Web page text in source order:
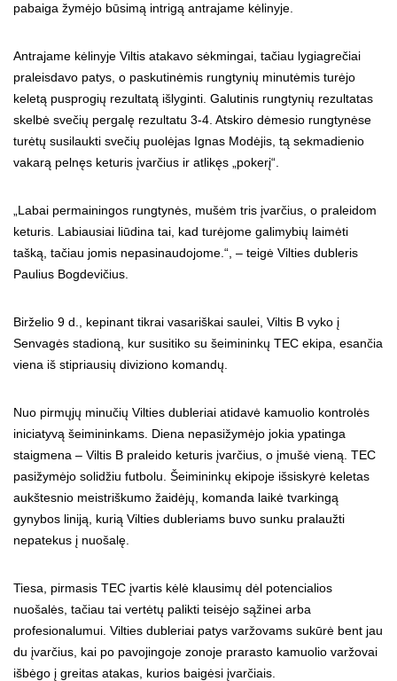
pabaiga žymėjo būsimą intrigą antrajame kėlinyje.
Antrajame kėlinyje Viltis atakavo sėkmingai, tačiau lygiagrečiai
praleisdavo patys, o paskutinėmis rungtynių minutėmis turėjo
keletą pusprogių rezultatą išlyginti. Galutinis rungtynių rezultatas
skelbė svečių pergalę rezultatu 3-4. Atskiro dėmesio rungtynėse
turėtų susilaukti svečių puolėjas Ignas Modėjis, tą sekmadienio
vakarą pelnęs keturis įvarčius ir atlikęs „pokerį“.
„Labai permainingos rungtynės, mušėm tris įvarčius, o praleidom
keturis. Labiausiai liūdina tai, kad turėjome galimybių laimėti
tašką, tačiau jomis nepasinaudojome.“, – teigė Vilties dubleris
Paulius Bogdevičius.
Birželio 9 d., kepinant tikrai vasariškai saulei, Viltis B vyko į
Senvagės stadioną, kur susitiko su šeimininkų TEC ekipa, esančia
viena iš stipriausių diviziono komandų.
Nuo pirmųjų minučių Vilties dubleriai atidavė kamuolio kontrolės
iniciatyvą šeimininkams. Diena nepasižymėjo jokia ypatinga
staigmena – Viltis B praleido keturis įvarčius, o įmušė vieną. TEC
pasižymėjo solidžiu futbolu. Šeimininkų ekipoje išsiskyrė keletas
aukštesnio meistriškumo žaidėjų, komanda laikė tvarkingą
gynybos liniją, kurią Vilties dubleriams buvo sunku pralaužti
nepatekus į nuošalę.
Tiesa, pirmasis TEC įvartis kėlė klausimų dėl potencialios
nuošalės, tačiau tai vertėtų palikti teisėjo sąžinei arba
profesionalumui. Vilties dubleriai patys varžovams sukūrė bent jau
du įvarčius, kai po pavojingoje zonoje prarasto kamuolio varžovai
išbėgo į greitas atakas, kurios baigėsi įvarčiais.